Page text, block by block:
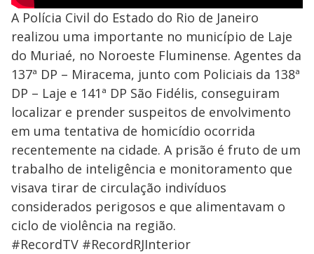
A Polícia Civil do Estado do Rio de Janeiro
realizou uma importante no município de Laje
do Muriaé, no Noroeste Fluminense. Agentes da
137ª DP – Miracema, junto com Policiais da 138ª
DP – Laje e 141ª DP São Fidélis, conseguiram
localizar e prender suspeitos de envolvimento
em uma tentativa de homicídio ocorrida
recentemente na cidade. A prisão é fruto de um
trabalho de inteligência e monitoramento que
visava tirar de circulação indivíduos
considerados perigosos e que alimentavam o
ciclo de violência na região.
#RecordTV #RecordRJInterior